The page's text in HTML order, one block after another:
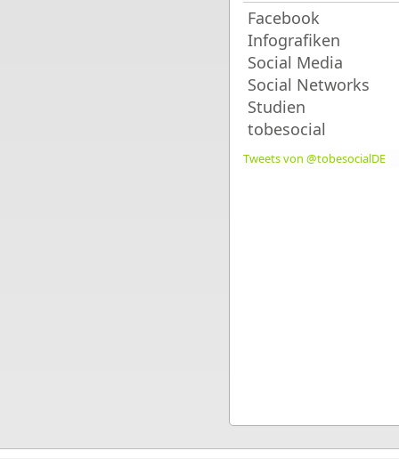
Facebook
Infografiken
Social Media
Social Networks
Studien
tobesocial
Tweets von @tobesocialDE